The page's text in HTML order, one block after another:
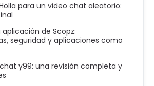
para un video chat aleatorio:
aplicación de Scopz:
seguridad y aplicaciones como
y99: una revisión completa y